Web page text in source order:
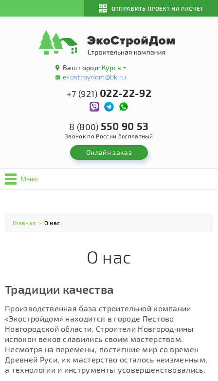
ОТПРАВИТЬ ПРОЕКТ НА РАСЧЕТ
Ваш город: Курск
ekostroydom@bk.ru
+7 (921) 022-22-92
8 (800) 550 90 53
Звонок по России бесплатный
Онлайн заказ
Меню
Главная > О нас
О нас
Традиции качества
Производственная база строительной компании
«Экостройдом» находится в городе Пестово
Новгородской области. Строители Новгородчины
испокон веков славились своим мастерством.
Несмотря на перемены, постигшие мир со времен
Древней Руси, их мастерство осталось неизменным,
а технологии и инструменты усовершенствовались.